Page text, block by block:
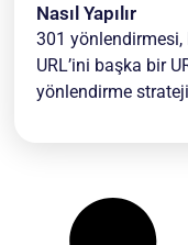
Nasıl Yapılır
301
URL’ini başka bir
yönlendirme